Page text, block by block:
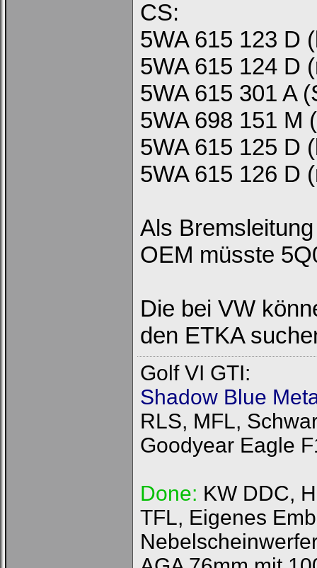
Ich habe mein Passwort
vergessen|Registrieren
CS:
5WA 615 123 D
5WA 615 124 D
5WA 615 301 A
5WA 698 151 M
5WA 615 125 D
5WA 615 126 D
Als
OEM müsste
Die bei VW
den ETKA
Golf VI GTI:
Shadow Blue
RLS, MFL,
Goodyear Eagle
Done: KW DDC,
TFL, Eigenes